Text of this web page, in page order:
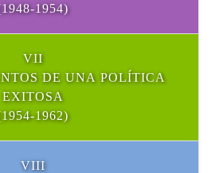
1954)
VII
DE UNA POLÍTICA
EXITOSA
1962)
VIII